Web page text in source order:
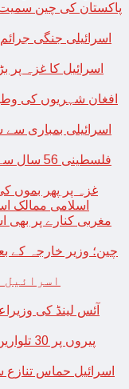
اسرائیلی جنگی
اسرائیل کا غزہ
فلسطینی
اسلامی ممالک
چین؛ وزیر خارجہ کے
اسرائیل
آئس لینڈ کی
پیروں پر 30 تلواریں متوازن رکھنے کا عالمی ریکارڈ قائم
اسرائیل حماس